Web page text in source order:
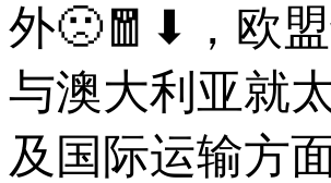
外🙁🧧⬇，欧
与澳大利亚就
及国际运输方